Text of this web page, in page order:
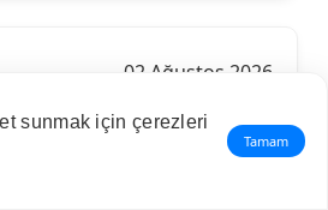
02 Ağustos 2026
aracılığıyla
ev temizliği hizmetinden son
sunmak için çerezleri
Tamam